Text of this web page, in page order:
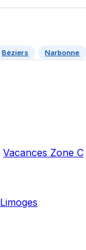
Béziers Narbonne
Vacances Zone C
Limoges